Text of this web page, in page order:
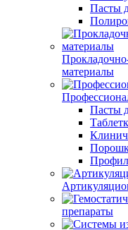
Пасты
материалы
Пасты
препараты